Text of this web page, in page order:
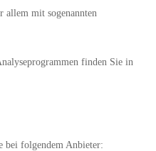
allem mit sogenannten
finden Sie in
bei folgendem Anbieter: